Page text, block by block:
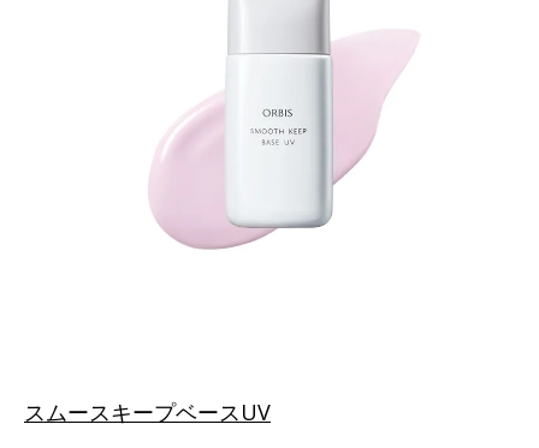
スムースキープベースUV